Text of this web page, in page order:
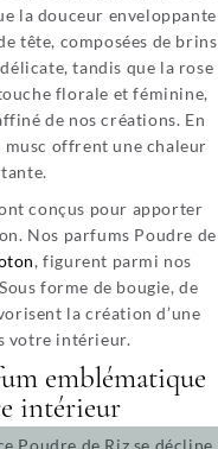
la douceur enveloppante
tête, composées de brins
tandis que la rose
florale et féminine,
de nos créations. En
musc offrent une chaleur
conçus pour apporter
Nos parfums Poudre de
, figurent parmi nos
forme de bougie, de
la création d’une
votre intérieur.
emblématique
intérieur
Poudre de Riz se décline